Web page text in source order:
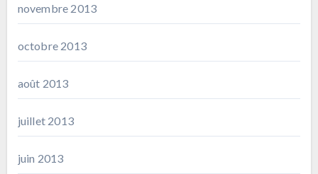
novembre 2013
octobre 2013
août 2013
juillet 2013
juin 2013